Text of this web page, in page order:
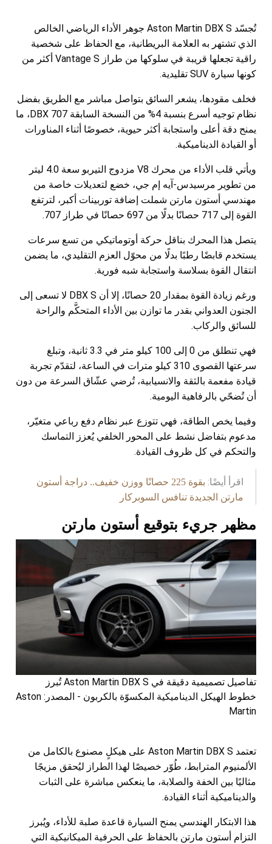
تُجسّد Aston Martin DBX S جوهر الأداء الرياضي الخالص
الذي تشتهر به العلامة البريطانية، مع الحفاظ على شخصية
راقية تجعلها قريبة في سلوكها من طراز Vantage S أكثر من
كونها سيارة SUV تقليدية.
فخلف مقودها، يشعر السائق بتواصل مباشر مع الطريق بفضل
نظام توجيه أسرع بنسبة 4% من النسخة السابقة DBX 707، ما
يمنح دقة أعلى واستجابة أكثر حيوية، خصوصًا أثناء المناورات
أو القيادة الديناميكية.
ويأتي قلب الأداء من محرك V8 مزدوج التيربو سعة 4.0 ليتر
من تطوير مرسيدس-آيه إم جي، خضع لتعديلات خاصة من
مهندسي أستون مارتن شملت إضافة توربينات أكبر، لترتفع
القوة إلى 717 حصانًا بدلًا من 697 حصانًا في طراز 707.
يتصل هذا المحرك بناقل حركة أوتوماتيكي من تسع سرعات
يستخدم قابضًا رطبًا بدلًا من محوّل العزم التقليدي، ما يضمن
انتقال القوة بسلاسة واستجابة شبه فورية.
ورغم زيادة القوة بمقدار 20 حصانًا، إلا أن DBX S لا تسعى إلى
الجنون العدواني بقدر ما توازن بين الأداء المتحكَّم والراحة
للسائق والركاب.
فهي تنطلق من 0 إلى 100 كيلو متر في 3.3 ثانية، وتبلغ
سرعتها القصوى 310 كيلو مترات في الساعة، لتقدّم تجربة
قيادة مفعمة بالثقة والانسيابية، تُرضي عشّاق السرعة من دون
أن تُضحّي بالرفاهية اليومية.
وفيما يخص الطاقة، فهي تتوزع عبر نظام دفع رباعي متغيّر،
مدعوم بتفاضل نشط على المحور الخلفي يُعزز التماسك
والتحكم في كل ظروف القيادة.
اقرأ أيضًا:
بقوة 225 حصانًا ووزن خفيف.. دراجة أستون
مارتن الجديدة تنافس السوبركار
مظهر جريء بتوقيع أستون مارتن
تفاصيل تصميمية دقيقة في Aston Martin DBX S تُبرز
خطوط الهيكل الديناميكية المكسوّة بالكربون - المصدر: Aston
Martin
تعتمد Aston Martin DBX S على هيكلٍ مصنوع بالكامل من
الألمنيوم المترابط، طُوّر خصيصًا لهذا الطراز ليُحقق مزيجًا
مثاليًا بين الخفة والصلابة، ما ينعكس مباشرة على الثبات
والديناميكية أثناء القيادة.
هذا الابتكار الهندسي يمنح السيارة قاعدة صلبة للأداء، ويُبرز
التزام أستون مارتن بالحفاظ على الحرفية الميكانيكية التي